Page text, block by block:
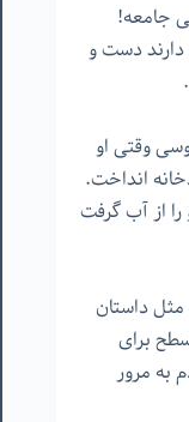
جامعه!
دارند دست و
وقتی او
انداخت.
از آب گرفت
داستان
برای
به مرور